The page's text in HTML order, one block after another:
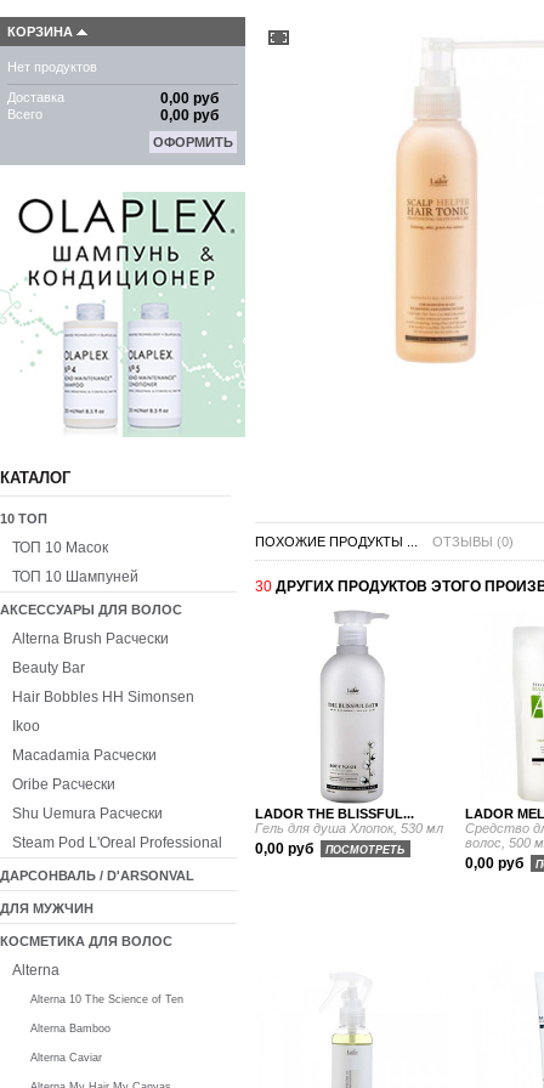
ПОХОЖИЕ ПРОДУКТЫ ... ОТЗЫВЫ (0)
30 ДРУГИХ ПРОДУКТОВ ЭТОГО
LADOR THE BLISSFUL...
Гель для душа Хлопок, 530 мл
0,00 руб ПОСМОТРЕТЬ
LADOR
Средство
волос, 500
0,00 руб
КОРЗИНА
Нет продуктов
Доставка 0,00 руб
Всего 0,00 руб
ОФОРМИТЬ
КАТАЛОГ
10 ТОП
ТОП 10 Масок
ТОП 10 Шампуней
АКСЕССУАРЫ ДЛЯ ВОЛОС
Alterna Brush Расчески
Beauty Bar
Hair Bobbles HH Simonsen
Ikoo
Macadamia Расчески
Oribe Расчески
Shu Uemura Расчески
Steam Pod L'Oreal Professional
ДАРСОНВАЛЬ / D'ARSONVAL
ДЛЯ МУЖЧИН
КОСМЕТИКА ДЛЯ ВОЛОС
Alterna
Alterna 10 The Science of Ten
Alterna Bamboo
Alterna Caviar